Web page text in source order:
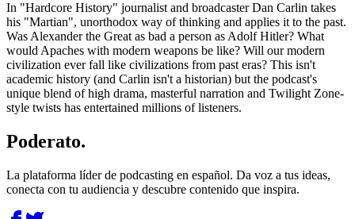
In "Hardcore History" journalist and broadcaster Dan Carlin takes
his "Martian", unorthodox way of thinking and applies it to the past.
Was Alexander the Great as bad a person as Adolf Hitler? What
would Apaches with modern weapons be like? Will our modern
civilization ever fall like civilizations from past eras? This isn't
academic history (and Carlin isn't a historian) but the podcast's
unique blend of high drama, masterful narration and Twilight Zone-
style twists has entertained millions of listeners.
Poderato.
La plataforma líder de podcasting en español. Da voz a tus ideas,
conecta con tu audiencia y descubre contenido que inspira.